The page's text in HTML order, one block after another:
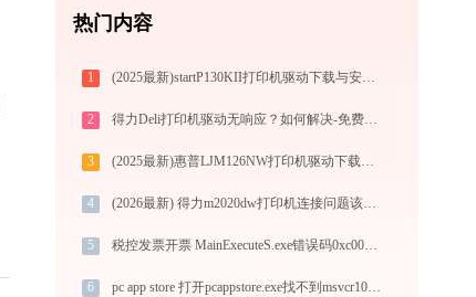
热门内容
1 (2025最新)startP130KII打印机驱动下载与安装指南 - 兼容多系统
2 得力Deli打印机驱动无响应？如何解决-免费高效
3 (2025最新)惠普LJM126NW打印机驱动下载安装指南 | 官方驱动支持
4 (2026最新) 得力m2020dw打印机连接问题该如何解决？-金山毒霸
5 税控发票开票 MainExecuteS.exe错误码0xc000000d处理办法
6 pc app store 打开pcappstore.exe找不到msvcr100.dll怎么办